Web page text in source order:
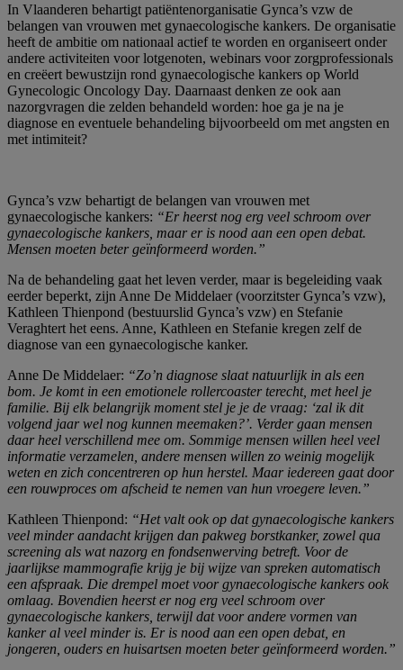
In Vlaanderen behartigt patiëntenorganisatie Gynca’s vzw de
belangen van vrouwen met gynaecologische kankers. De organisatie
heeft de ambitie om nationaal actief te worden en organiseert onder
andere activiteiten voor lotgenoten, webinars voor zorgprofessionals
en creëert bewustzijn rond gynaecologische kankers op World
Gynecologic Oncology Day. Daarnaast denken ze ook aan
nazorgvragen die zelden behandeld worden: hoe ga je na je
diagnose en eventuele behandeling bijvoorbeeld om met angsten en
met intimiteit?
Gynca’s vzw behartigt de belangen van vrouwen met
gynaecologische kankers: “Er heerst nog erg veel schroom over
gynaecologische kankers, maar er is nood aan een open debat.
Mensen moeten beter geïnformeerd worden.”
Na de behandeling gaat het leven verder, maar is begeleiding vaak
eerder beperkt, zijn Anne De Middelaer (voorzitster Gynca’s vzw),
Kathleen Thienpond (bestuurslid Gynca’s vzw) en Stefanie
Veraghtert het eens. Anne, Kathleen en Stefanie kregen zelf de
diagnose van een gynaecologische kanker.
Anne De Middelaer: “Zo’n diagnose slaat natuurlijk in als een
bom. Je komt in een emotionele rollercoaster terecht, met heel je
familie. Bij elk belangrijk moment stel je je de vraag: ‘zal ik dit
volgend jaar wel nog kunnen meemaken?’. Verder gaan mensen
daar heel verschillend mee om. Sommige mensen willen heel veel
informatie verzamelen, andere mensen willen zo weinig mogelijk
weten en zich concentreren op hun herstel. Maar iedereen gaat door
een rouwproces om afscheid te nemen van hun vroegere leven.”
Kathleen Thienpond: “Het valt ook op dat gynaecologische kankers
veel minder aandacht krijgen dan pakweg borstkanker, zowel qua
screening als wat nazorg en fondsenwerving betreft. Voor de
jaarlijkse mammografie krijg je bij wijze van spreken automatisch
een afspraak. Die drempel moet voor gynaecologische kankers ook
omlaag. Bovendien heerst er nog erg veel schroom over
gynaecologische kankers, terwijl dat voor andere vormen van
kanker al veel minder is. Er is nood aan een open debat, en
jongeren, ouders en huisartsen moeten beter geïnformeerd worden.”